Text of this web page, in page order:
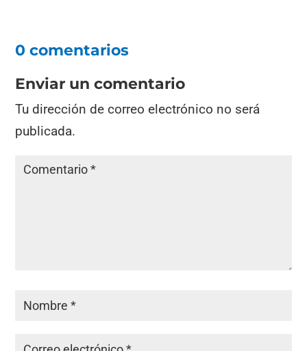
0 comentarios
Enviar un comentario
Tu dirección de correo electrónico no será
publicada.